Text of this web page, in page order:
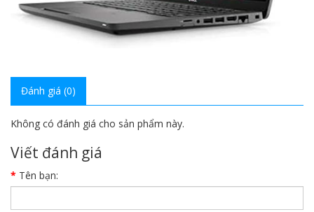
Đánh giá (0)
Không có đánh giá cho sản phẩm này.
Viết đánh giá
Tên bạn: